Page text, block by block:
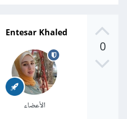
0
Entesar Khaled
الأعضاء